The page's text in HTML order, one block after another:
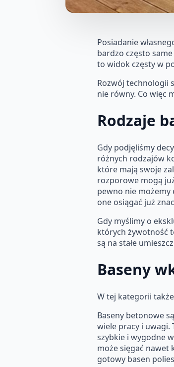
Posiadanie
bardzo często
to widok częsty w
Rozwój technologii
nie równy. Co więc
Rodzaje
Gdy podjęliśmy
różnych rodzajów
które mają swoje
rozporowe mogą
pewno nie możemy
one osiągać już
Gdy myślimy o
których żywotność
są na stałe
Baseny
W tej kategorii
Baseny betonowe
wiele pracy i uwagi.
szybkie i wygodne
może sięgać nawet
gotowy basen